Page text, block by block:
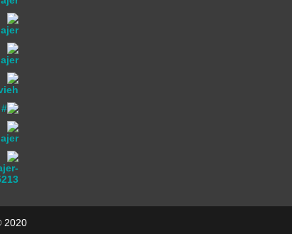
2020 © Copyright -